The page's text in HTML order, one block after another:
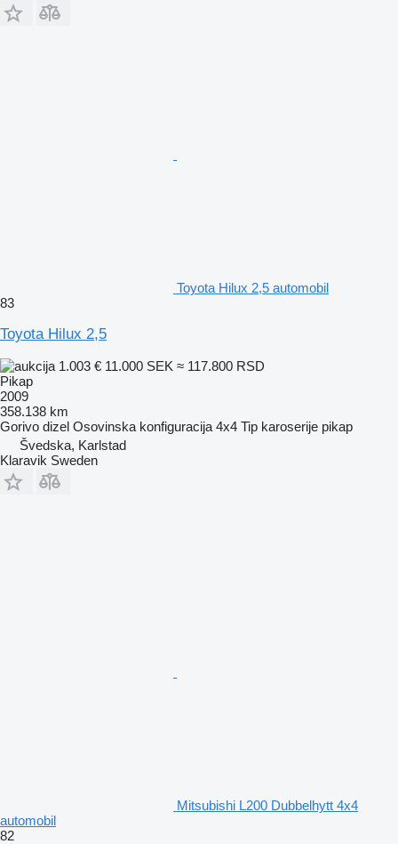
Toyota Hilux 2,5 automobil
83
Toyota Hilux 2,5
1.003 € 11.000 SEK ≈ 117.800 RSD
Pikap
2009
358.138 km
Gorivo dizel Osovinska konfiguracija 4x4 Tip karoserije pikap
Švedska, Karlstad
Klaravik Sweden
Mitsubishi L200 Dubbelhytt 4x4
automobil
82